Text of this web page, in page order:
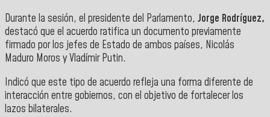
Durante la sesión, el presidente del Parlamento, Jorge Rodríguez,
destacó que el acuerdo ratifica un documento previamente
firmado por los jefes de Estado de ambos países, Nicolás
Maduro Moros y Vladímir Putin.
Indicó que este tipo de acuerdo refleja una forma diferente de
interacción entre gobiernos, con el objetivo de fortalecer los
lazos bilaterales.